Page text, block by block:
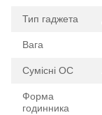
Тип гаджета
Вага
Сумісні ОС
Форма
годинника